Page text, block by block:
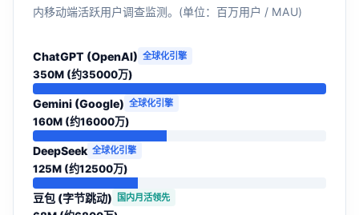
内移动端活跃用户调查监测。(单位：百万用户 / MAU)
ChatGPT (OpenAI) 全球化引擎
350M (约35000万)
Gemini (Google) 全球化引擎
160M (约16000万)
DeepSeek 全球化引擎
125M (约12500万)
豆包 (字节跳动) 国内月活领先